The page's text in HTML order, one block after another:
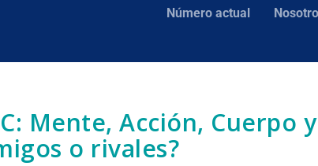
Número actual
Mente, Acción, Cuerpo y
o rivales?